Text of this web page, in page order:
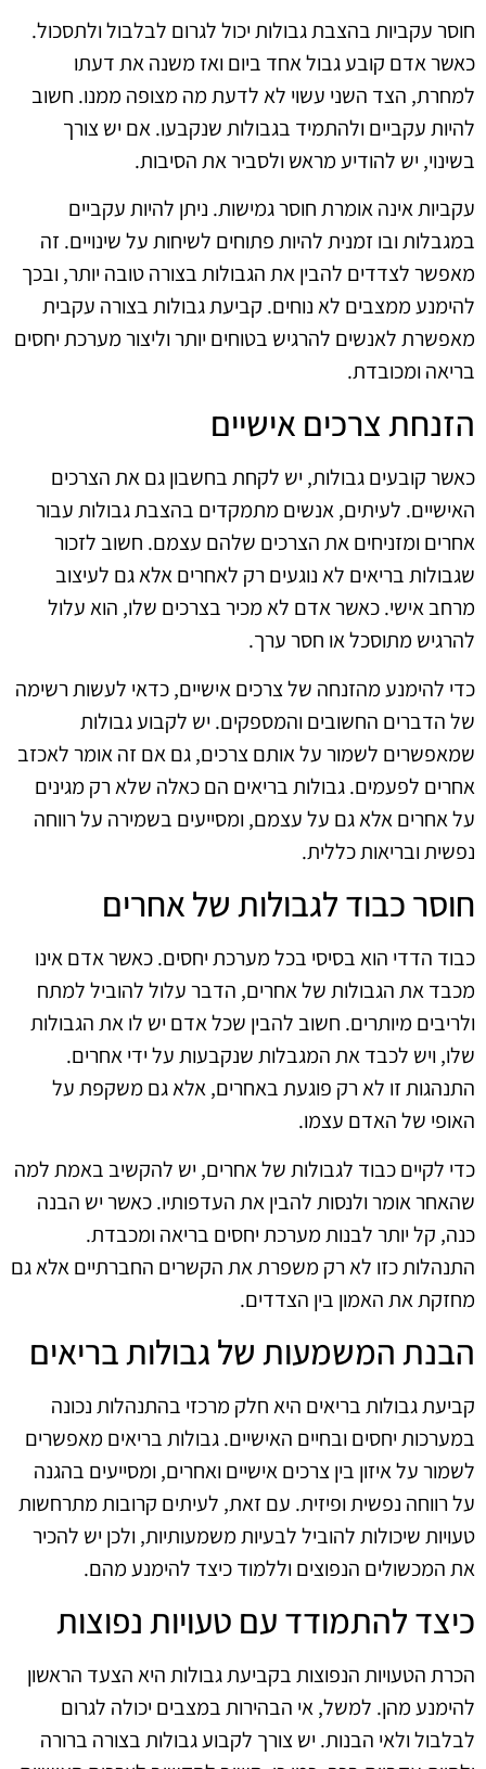
חוסר עקביות בהצבת גבולות יכול לגרום לבלבול ולתסכול.
כאשר אדם קובע גבול אחד ביום ואז משנה את דעתו
למחרת, הצד השני עשוי לא לדעת מה מצופה ממנו. חשוב
להיות עקביים ולהתמיד בגבולות שנקבעו. אם יש צורך
בשינוי, יש להודיע מראש ולסביר את הסיבות.
עקביות אינה אומרת חוסר גמישות. ניתן להיות עקביים
במגבלות ובו זמנית להיות פתוחים לשיחות על שינויים. זה
מאפשר לצדדים להבין את הגבולות בצורה טובה יותר, ובכך
להימנע ממצבים לא נוחים. קביעת גבולות בצורה עקבית
מאפשרת לאנשים להרגיש בטוחים יותר וליצור מערכת יחסים
בריאה ומכובדת.
הזנחת צרכים אישיים
כאשר קובעים גבולות, יש לקחת בחשבון גם את הצרכים
האישיים. לעיתים, אנשים מתמקדים בהצבת גבולות עבור
אחרים ומזניחים את הצרכים שלהם עצמם. חשוב לזכור
שגבולות בריאים לא נוגעים רק לאחרים אלא גם לעיצוב
מרחב אישי. כאשר אדם לא מכיר בצרכים שלו, הוא עלול
להרגיש מתוסכל או חסר ערך.
כדי להימנע מהזנחה של צרכים אישיים, כדאי לעשות רשימה
של הדברים החשובים והמספקים. יש לקבוע גבולות
שמאפשרים לשמור על אותם צרכים, גם אם זה אומר לאכזב
אחרים לפעמים. גבולות בריאים הם כאלה שלא רק מגינים
על אחרים אלא גם על עצמם, ומסייעים בשמירה על רווחה
נפשית ובריאות כללית.
חוסר כבוד לגבולות של אחרים
כבוד הדדי הוא בסיסי בכל מערכת יחסים. כאשר אדם אינו
מכבד את הגבולות של אחרים, הדבר עלול להוביל למתח
ולריבים מיותרים. חשוב להבין שכל אדם יש לו את הגבולות
שלו, ויש לכבד את המגבלות שנקבעות על ידי אחרים.
התנהגות זו לא רק פוגעת באחרים, אלא גם משקפת על
האופי של האדם עצמו.
כדי לקיים כבוד לגבולות של אחרים, יש להקשיב באמת למה
שהאחר אומר ולנסות להבין את העדפותיו. כאשר יש הבנה
כנה, קל יותר לבנות מערכת יחסים בריאה ומכבדת.
התנהלות כזו לא רק משפרת את הקשרים החברתיים אלא גם
מחזקת את האמון בין הצדדים.
הבנת המשמעות של גבולות בריאים
קביעת גבולות בריאים היא חלק מרכזי בהתנהלות נכונה
במערכות יחסים ובחיים האישיים. גבולות בריאים מאפשרים
לשמור על איזון בין צרכים אישיים ואחרים, ומסייעים בהגנה
על רווחה נפשית ופיזית. עם זאת, לעיתים קרובות מתרחשות
טעויות שיכולות להוביל לבעיות משמעותיות, ולכן יש להכיר
את המכשולים הנפוצים וללמוד כיצד להימנע מהם.
כיצד להתמודד עם טעויות נפוצות
הכרת הטעויות הנפוצות בקביעת גבולות היא הצעד הראשון
להימנע מהן. למשל, אי הבהירות במצבים יכולה לגרום
לבלבול ולאי הבנות. יש צורך לקבוע גבולות בצורה ברורה